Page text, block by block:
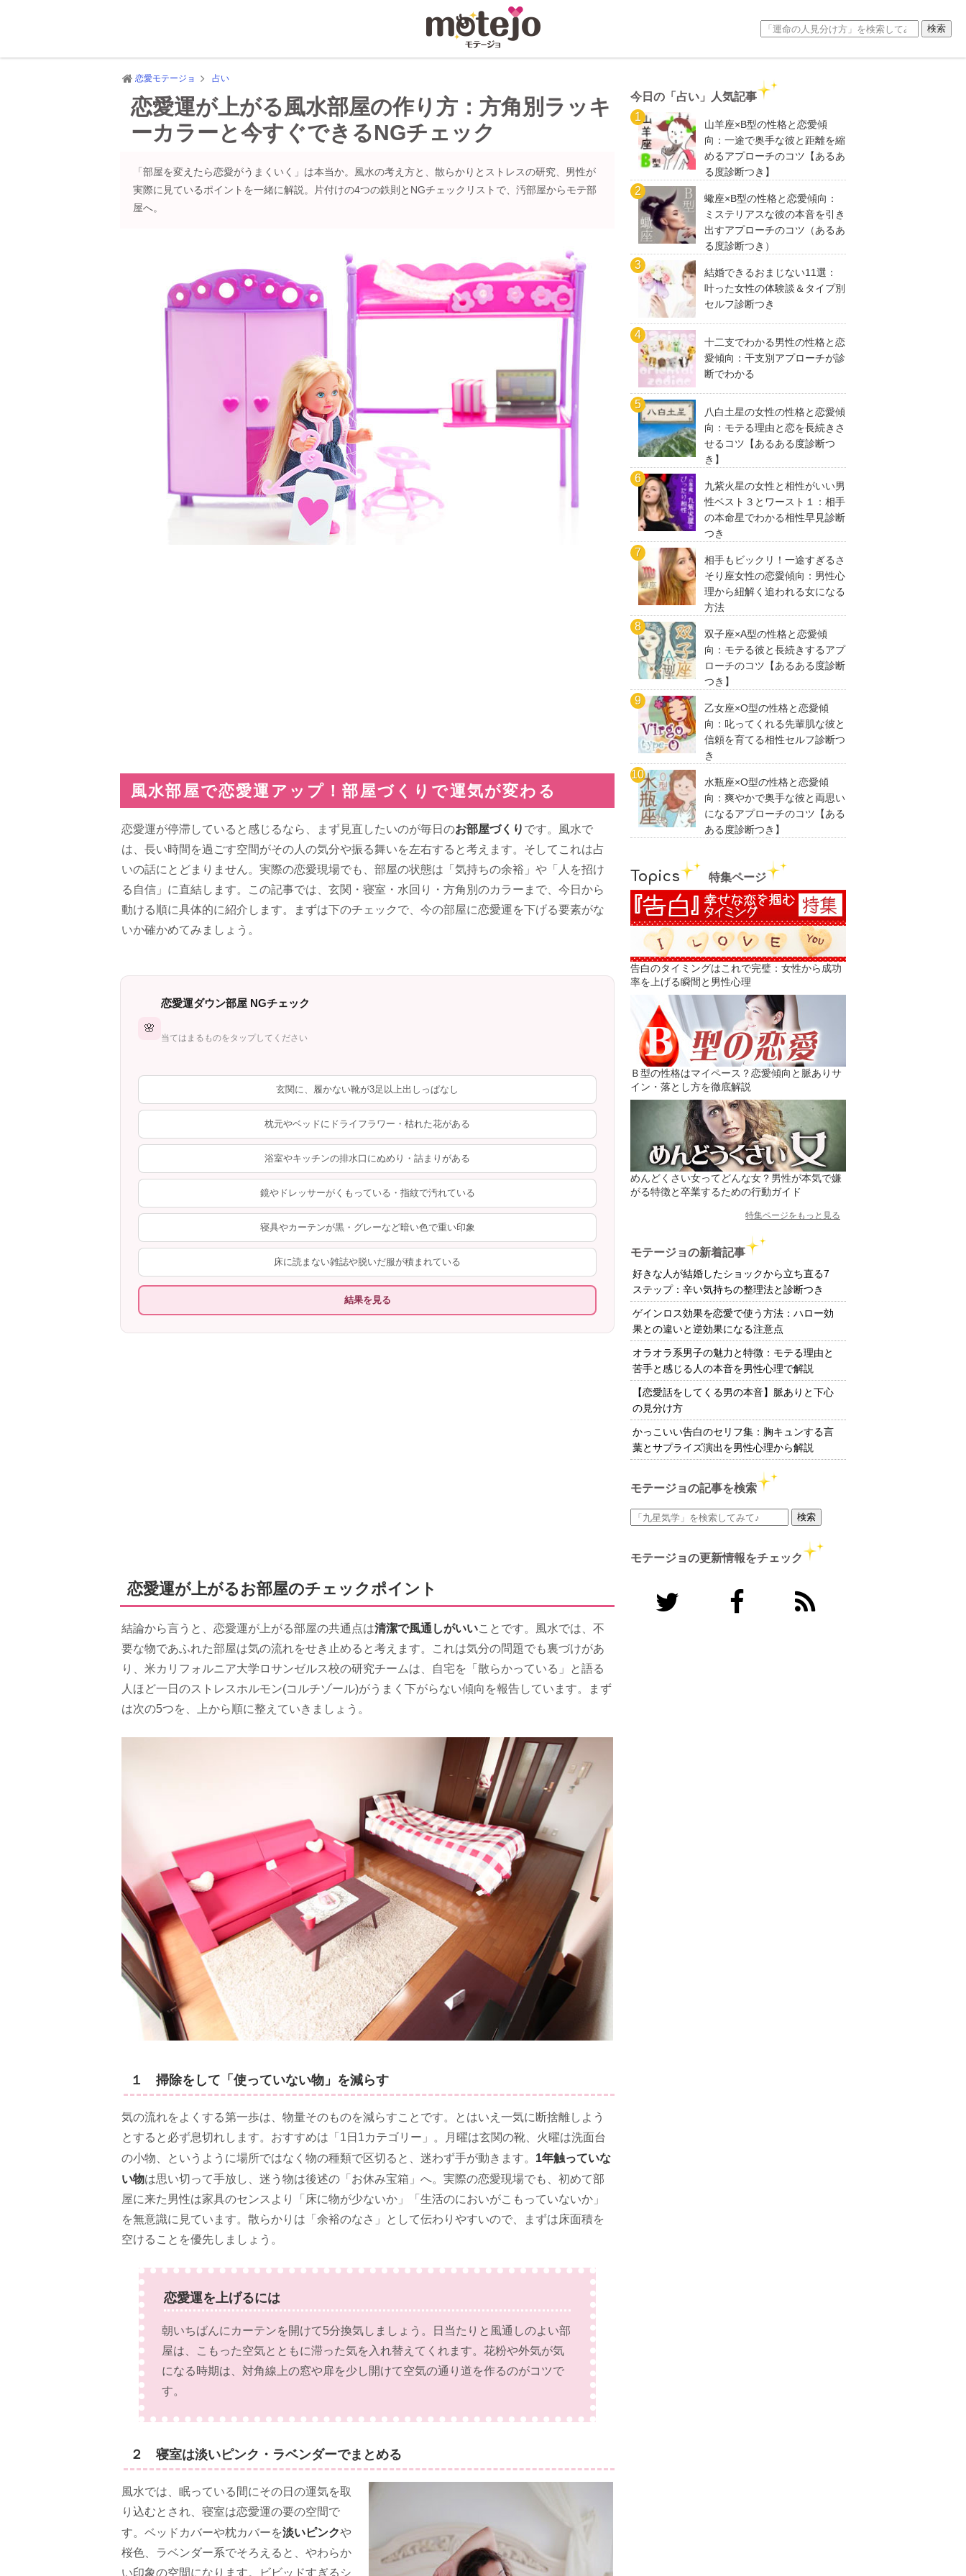
恋愛モテージョ 占い
恋愛運が上がる風水部屋の作り方：方角別ラッキ
ーカラーと今すぐできるNGチェック
「部屋を変えたら恋愛がうまくいく」は本当か。風水の考え方と、散らかりとストレスの研究、男性が
実際に見ているポイントを一緒に解説。片付けの4つの鉄則とNGチェックリストで、汚部屋からモテ部
屋へ。
風水部屋で恋愛運アップ！部屋づくりで運気が変わる
恋愛運が停滞していると感じるなら、まず見直したいのが毎日のお部屋づくり です。風水で
は、長い時間を過ごす空間がその人の気分や振る舞いを左右すると考えます。そしてこれは占
いの話にとどまりません。実際の恋愛現場でも、部屋の状態は「気持ちの余裕」や「人を招け
る自信」に直結します。この記事では、玄関・寝室・水回り・方角別のカラーまで、今日から
動ける順に具体的に紹介します。まずは下のチェックで、今の部屋に恋愛運を下げる要素がな
いか確かめてみましょう。
🌸
恋愛運ダウン部屋 NGチェック
当てはまるものをタップしてください
玄関に、履かない靴が3足以上出しっぱなし
枕元やベッドにドライフラワー・枯れた花がある
浴室やキッチンの排水口にぬめり・詰まりがある
鏡やドレッサーがくもっている・指紋で汚れている
寝具やカーテンが黒・グレーなど暗い色で重い印象
床に読まない雑誌や脱いだ服が積まれている
結果を見る
恋愛運が上がるお部屋のチェックポイント
結論から言うと、恋愛運が上がる部屋の共通点は清潔で風通しがいいことです。風水では、不
要な物であふれた部屋は気の流れをせき止めると考えます。これは気分の問題でも裏づけがあ
り、米カリフォルニア大学ロサンゼルス校の研究チームは、自宅を「散らかっている」と語る
人ほど一日のストレスホルモン(コルチゾール)がうまく下がらない傾向を報告しています。まず
は次の5つを、上から順に整えていきましょう。
１ 掃除をして「使っていない物」を減らす
気の流れをよくする第一歩は、物量そのものを減らすことです。とはいえ一気に断捨離しよう
とすると必ず息切れします。おすすめは「1日1カテゴリー」。月曜は玄関の靴、火曜は洗面台
の小物、というように場所ではなく物の種類で区切ると、迷わず手が動きます。 1年触っていな
い物は思い切って手放し、迷う物は後述の「お休み宝箱」へ。実際の恋愛現場でも、初めて部
屋に来た男性は家具のセンスより「床に物が少ないか」「生活のにおいがこもっていないか」
を無意識に見ています。散らかりは「余裕のなさ」として伝わりやすいので、まずは床面積を
空けることを優先しましょう。
恋愛運を上げるには
朝いちばんにカーテンを開けて5分換気しましょう。日当たりと風通しのよい部
屋は、こもった空気とともに滞った気を入れ替えてくれます。花粉や外気が気
になる時期は、対角線上の窓や扉を少し開けて空気の通り道を作るのがコツで
す。
２ 寝室は淡いピンク・ラベンダーでまとめる
風水では、眠っている間にその日の運気を取
り込むとされ、寝室は恋愛運の要の空間で
す。ベッドカバーや枕カバーを淡いピンクや
桜色、ラベンダー系でそろえると、やわらか
い印象の空間になります。ビビッドすぎるシ
今日の「占い」人気記事
山羊座×B型の性格と恋愛傾
向：一途で奥手な彼と距離を縮
めるアプローチのコツ【あるあ
る度診断つき】
蠍座×B型の性格と恋愛傾向：
ミステリアスな彼の本音を引き
出すアプローチのコツ（あるあ
る度診断つき）
結婚できるおまじない11選：
叶った女性の体験談＆タイプ別
セルフ診断つき
十二支でわかる男性の性格と恋
愛傾向：干支別アプローチが診
断でわかる
八白土星の女性の性格と恋愛傾
向：モテる理由と恋を長続きさ
せるコツ【あるある度診断つ
き】
九紫火星の女性と相性がいい男
性ベスト３とワースト１：相手
の本命星でわかる相性早見診断
つき
相手もビックリ！一途すぎるさ
そり座女性の恋愛傾向：男性心
理から紐解く追われる女になる
方法
双子座×A型の性格と恋愛傾
向：モテる彼と長続きするアプ
ローチのコツ【あるある度診断
つき】
乙女座×O型の性格と恋愛傾
向：叱ってくれる先輩肌な彼と
信頼を育てる相性セルフ診断つ
き
水瓶座×O型の性格と恋愛傾
向：爽やかで奥手な彼と両思い
になるアプローチのコツ【ある
ある度診断つき】
Topics 特集ページ
告白のタイミングはこれで完璧：女性から成功
率を上げる瞬間と男性心理
Ｂ型の性格はマイペース？恋愛傾向と脈ありサ
イン・落とし方を徹底解説
めんどくさい女ってどんな女？男性が本気で嫌
がる特徴と卒業するための行動ガイド
特集ページをもっと見る
モテージョの新着記事
好きな人が結婚したショックから立ち直る7
ステップ：辛い気持ちの整理法と診断つき
ゲインロス効果を恋愛で使う方法：ハロー効
果との違いと逆効果になる注意点
オラオラ系男子の魅力と特徴：モテる理由と
苦手と感じる人の本音を男性心理で解説
【恋愛話をしてくる男の本音】脈ありと下心
の見分け方
かっこいい告白のセリフ集：胸キュンする言
葉とサプライズ演出を男性心理から解説
モテージョの記事を検索
モテージョの更新情報をチェック